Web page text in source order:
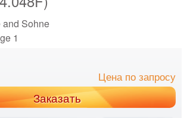
and Sohne
1
Цена по запросу
Заказать